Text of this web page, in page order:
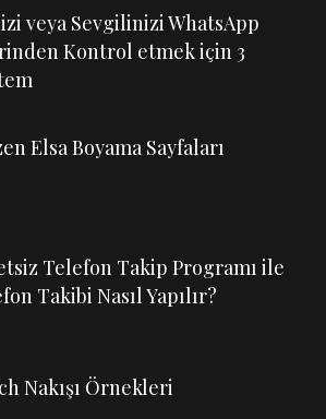
veya Sevgilinizi WhatsApp
Kontrol etmek için 3
Elsa Boyama Sayfaları
Telefon Takip Programı ile
Takibi Nasıl Yapılır?
Nakışı Örnekleri